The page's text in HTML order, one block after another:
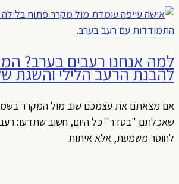
למה אנחנו רעבים בערב?
להבנת הרעב הלילי והשגת
אם מצאתם את עצמכם שוב מול המקרר
שאכלתם "בסדר" כל היום, חשוב שתדעו: רעב
לחוסר משמעת, אלא איתות